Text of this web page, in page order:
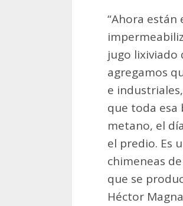
“Ahora
jugo lixiviado
agregamos
e
que toda esa
metano, el
el predio. Es
chimeneas
que se
Héctor